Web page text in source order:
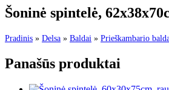
Šoninė spintelė,
Pradinis » Delsa » Baldai » Prieškambario
Panašūs produktai